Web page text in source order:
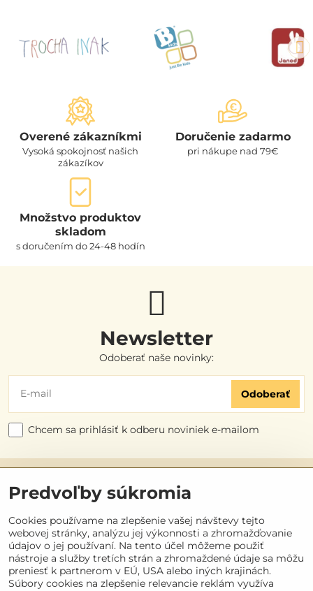
Overené zákazníkmi
Vysoká spokojnosť našich
zákazíkov
Doručenie zadarmo
pri nákupe nad 79€
Množstvo produktov
skladom
s doručením do 24-48 hodín
Newsletter
Odoberať naše novinky:
Odoberať
Chcem sa prihlásiť k odberu noviniek e-mailom
Užitočné odkazy
Objednávky
Kontakt
Predvoľby súkromia
Cookies používame na zlepšenie vašej návštevy tejto
webovej stránky, analýzu jej výkonnosti a zhromažďovanie
údajov o jej používaní. Na tento účel môžeme použiť
nástroje a služby tretích strán a zhromaždené údaje sa môžu
preniesť k partnerom v EÚ, USA alebo iných krajinách.
Súbory cookies na zlepšenie relevancie reklám využíva